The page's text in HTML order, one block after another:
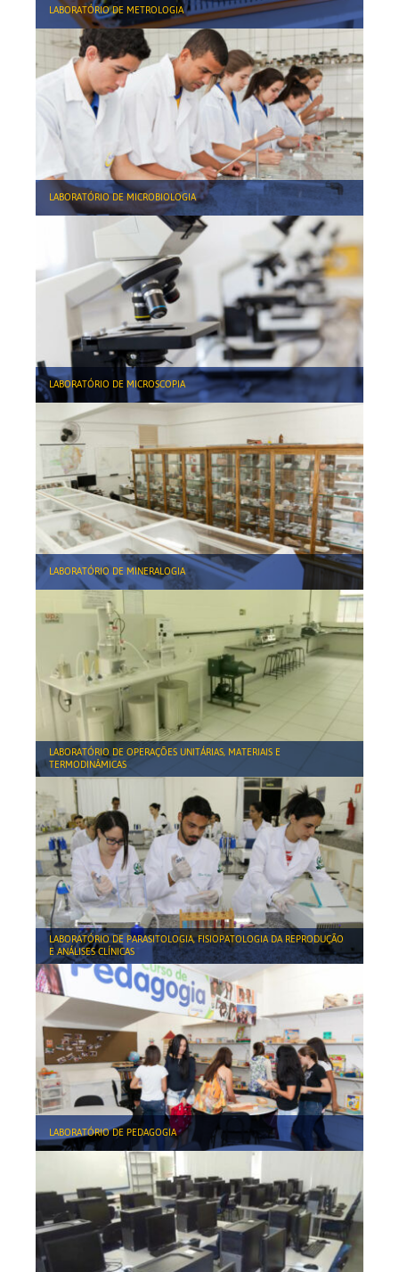
LABORATÓRIO DE METROLOGIA
LABORATÓRIO DE MICROBIOLOGIA
LABORATÓRIO DE MICROSCOPIA
LABORATÓRIO DE MINERALOGIA
LABORATÓRIO DE OPERAÇÕES UNITÁRIAS, MATERIAIS E
TERMODINÂMICAS
LABORATÓRIO DE PARASITOLOGIA, FISIOPATOLOGIA DA REPRODUÇÃO
E ANÁLISES CLÍNICAS
LABORATÓRIO DE PEDAGOGIA